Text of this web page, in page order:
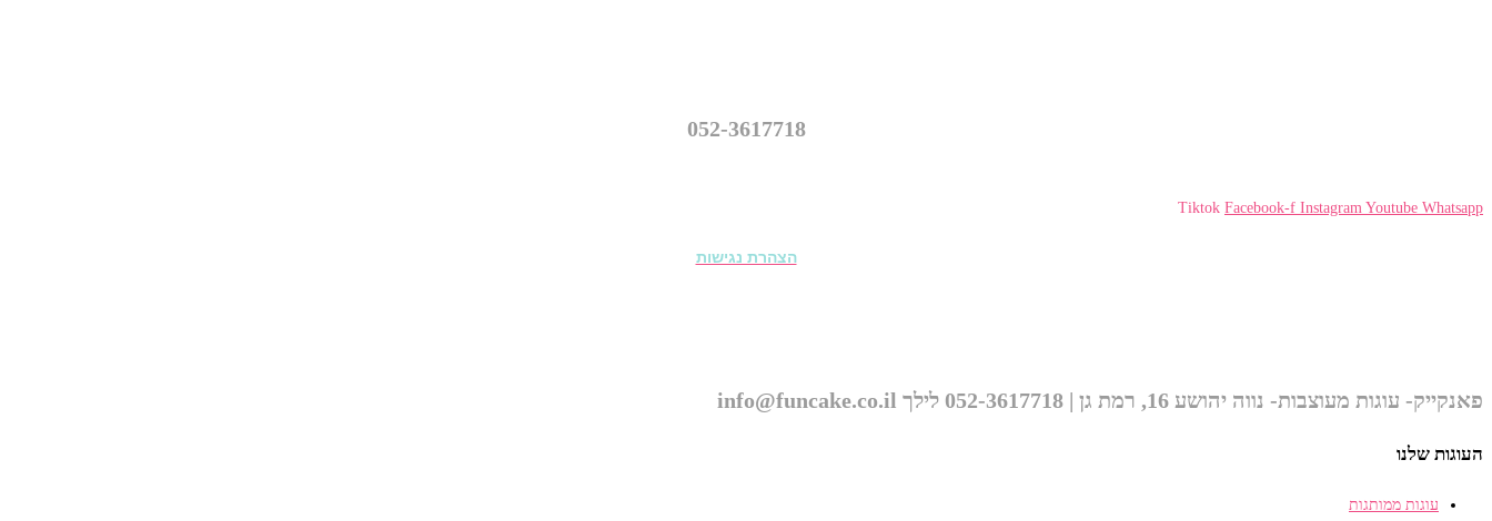
052-3617718
Tiktok Facebook-f Instagram Youtube Whatsapp
הצהרת נגישות
פאנקייק- עוגות מעוצבות- נווה יהושע 16, רמת גן | 052-3617718 לילך info@funcake.co.il
העוגות שלנו
עוגות ממותגות